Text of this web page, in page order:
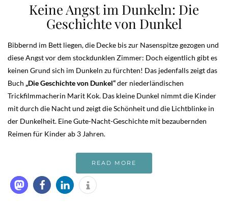
Keine Angst im Dunkeln: Die
Geschichte von Dunkel
Bibbernd im Bett liegen, die Decke bis zur Nasenspitze gezogen und
diese Angst vor dem stockdunklen Zimmer: Doch eigentlich gibt es
keinen Grund sich im Dunkeln zu fürchten! Das jedenfalls zeigt das
Buch „Die Geschichte von Dunkel“der niederländischen
Trickfilmmacherin Marit Kok. Das kleine Dunkel nimmt die Kinder
mit durch die Nacht und zeigt die Schönheit und die Lichtblinke in
der Dunkelheit. Eine Gute-Nacht-Geschichte mit bezaubernden
Reimen für Kinder ab 3 Jahren.
READ MORE